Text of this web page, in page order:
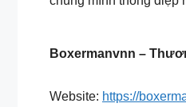
Boxermanvnn –
Website: https://